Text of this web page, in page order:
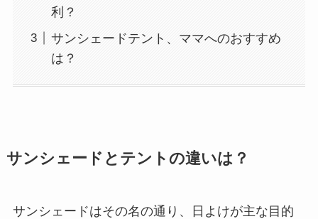
利？
サンシェードテント、ママへのおすすめ
は？
サンシェードとテントの違いは？
サンシェードはその名の通り、
日よけが主な目的